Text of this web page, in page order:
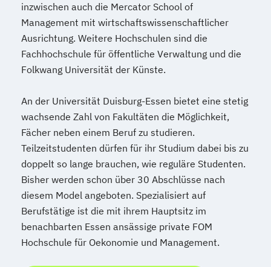
inzwischen auch die Mercator School of
Management mit wirtschaftswissenschaftlicher
Ausrichtung. Weitere Hochschulen sind die
Fachhochschule für öffentliche Verwaltung und die
Folkwang Universität der Künste.
An der Universität Duisburg-Essen bietet eine stetig
wachsende Zahl von Fakultäten die Möglichkeit,
Fächer neben einem Beruf zu studieren.
Teilzeitstudenten dürfen für ihr Studium dabei bis zu
doppelt so lange brauchen, wie reguläre Studenten.
Bisher werden schon über 30 Abschlüsse nach
diesem Model angeboten. Spezialisiert auf
Berufstätige ist die mit ihrem Hauptsitz im
benachbarten Essen ansässige private FOM
Hochschule für Oekonomie und Management.